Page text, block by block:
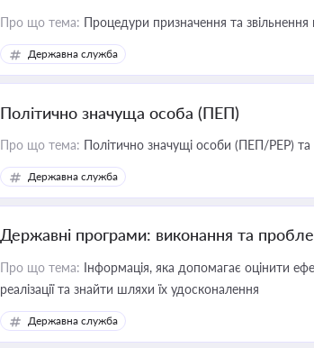
Про що тема: Процедури призначення та звільнення
Державна служба
Політично значуща особа (ПЕП)
Про що тема: Політично значущі особи (ПЕП/PEP) та
Державна служба
Державні програми: виконання та
Про що тема: Інформація, яка допомагає оцінити
реалізації та знайти шляхи їх удосконалення
Державна служба